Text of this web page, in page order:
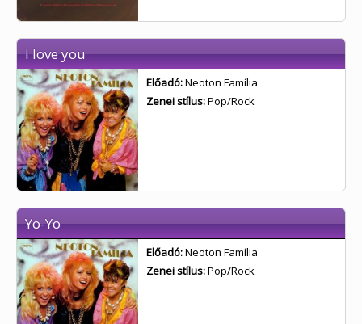
I love you
Előadó:Neoton Família
Zenei stílus:Pop/Rock
Yo-Yo
Előadó:Neoton Família
Zenei stílus:Pop/Rock